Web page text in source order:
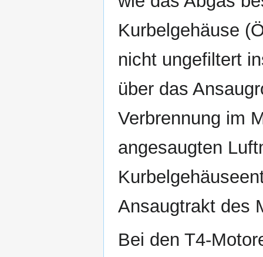
Kurbelgehäuse
nicht ungefiltert
über das
Verbrennung im
angesaugten
Ansaugtrakt des
Bei den T4-